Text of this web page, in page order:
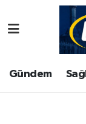
Gündem
ASAYİS
ÇEVRE
Şanlıurfa
Şanlıurfa